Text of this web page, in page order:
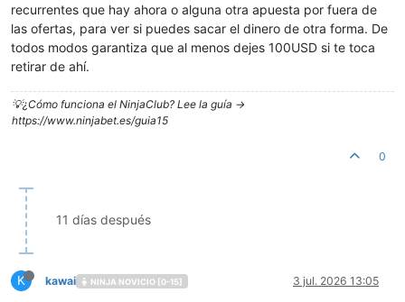
recurrentes que hay ahora o alguna otra apuesta por fuera de
las ofertas, para ver si puedes sacar el dinero de otra forma. De
todos modos garantiza que al menos dejes 100USD si te toca
retirar de ahí.
💡¿Cómo funciona el NinjaClub? Lee la guía ->
https://www.ninjabet.es/guia15
0
11 días después
K kawai NINJA NOVICIO [0-15] 3 jul. 2026 13:05